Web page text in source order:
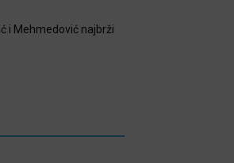
i Mehmedović najbrži